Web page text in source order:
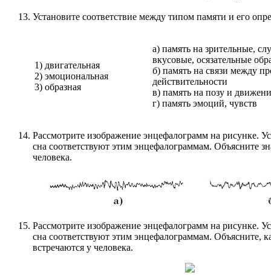
Установите соответствие между типом памяти и его
1) двигательная
2) эмоциональная
3) образная
а) память на зрительные,
вкусовые, осязательные
б) память на связи между
действительности
в) память на позу и
г) память эмоций, чувств
Рассмотрите изображение энцефалограмм на рисунке.
сна соответствуют этим энцефалограммам. Объясните
человека.
Рассмотрите изображение энцефалограмм на рисунке.
сна соответствуют этим энцефалограммам. Объясните,
встречаются у человека.